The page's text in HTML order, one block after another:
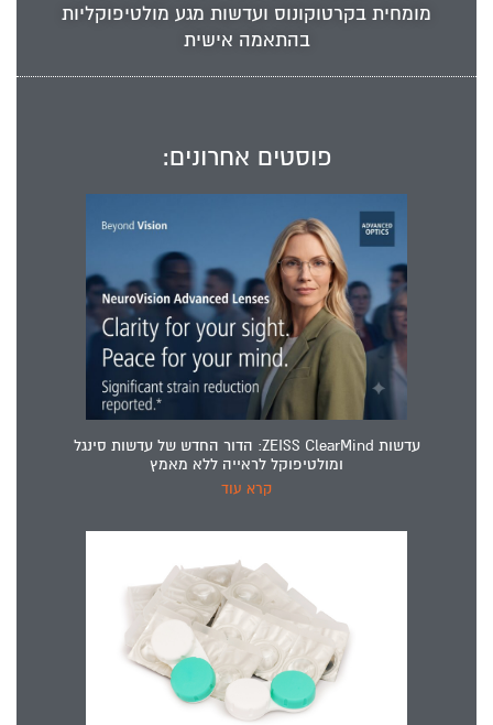
מומחית בקרטוקונוס ועדשות מגע מולטיפוקליות
בהתאמה אישית
פוסטים אחרונים:
עדשות ZEISS ClearMind: הדור החדש של עדשות סינגל
ומולטיפוקל לראייה ללא מאמץ
קרא עוד